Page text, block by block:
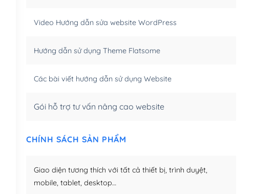
(+950,000₫)
Video Hướng dẫn sửa website WordPress
Hướng dẫn sử dụng Theme Flatsome
Các bài viết hướng dẫn sử dụng Website
Gói hỗ trợ tư vấn nâng cao website
CHÍNH SÁCH SẢN PHẨM
Giao diện tương thích với tất cả thiết bị, trình duyệt,
mobile, tablet, desktop…